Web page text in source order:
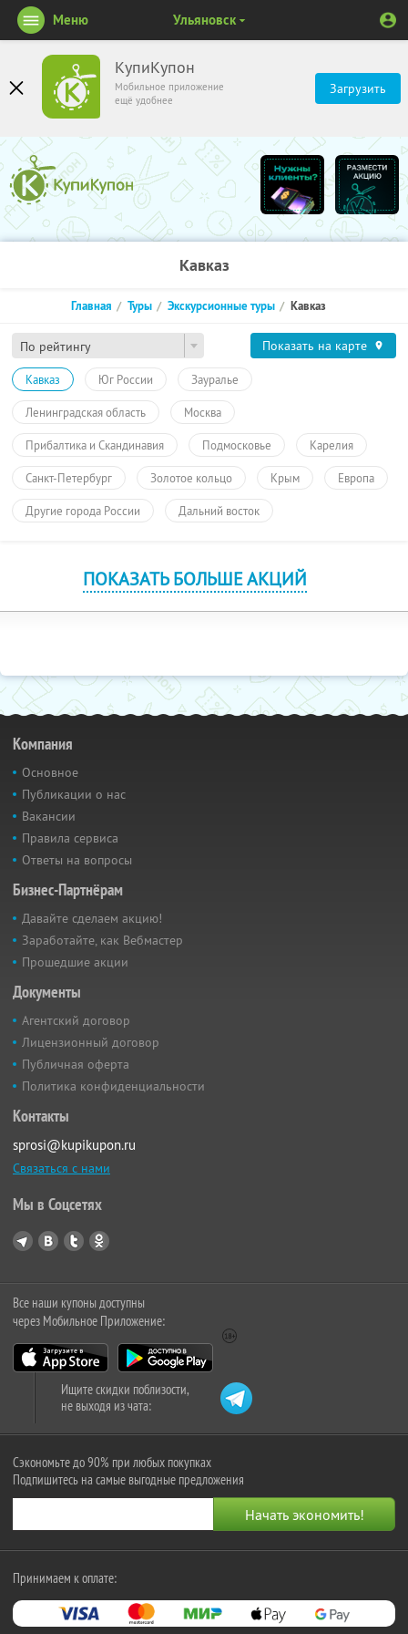
КупиКупон
Мобильное приложение
ещё удобнее
Загрузить
Меню Ульяновск
Кавказ
По рейтингу
Главная Туры Экскурсионные туры Кавказ
Показать на карте
Кавказ Юг России Зауралье
Ленинградская область Москва
Прибалтика и Скандинавия Подмосковье Карелия
Санкт-Петербург Золотое кольцо Крым Европа
Другие города России Дальний восток
ПОКАЗАТЬ БОЛЬШЕ АКЦИЙ
Компания
Основное
Публикации о нас
Вакансии
Правила сервиса
Ответы на вопросы
Бизнес-Партнёрам
Давайте сделаем акцию!
Заработайте, как Вебмастер
Прошедшие акции
Документы
Агентский договор
Лицензионный договор
Публичная оферта
Политика конфиденциальности
Контакты
sprosi@kupikupon.ru
Связаться с нами
Мы в Соцсетях
Все наши купоны доступны
через Мобильное Приложение:
Ищите скидки поблизости,
не выходя из чата:
Сэкономьте до 90% при любых покупках
Подпишитесь на самые выгодные предложения
Принимаем к оплате: